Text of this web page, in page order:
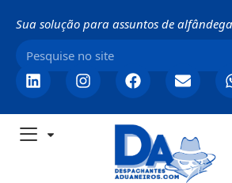
Sua solução para assuntos de